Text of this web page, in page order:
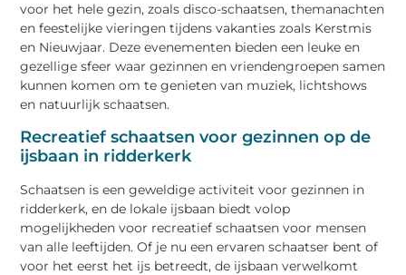
voor het hele gezin, zoals disco-schaatsen, themanachten
en feestelijke vieringen tijdens vakanties zoals Kerstmis
en Nieuwjaar. Deze evenementen bieden een leuke en
gezellige sfeer waar gezinnen en vriendengroepen samen
kunnen komen om te genieten van muziek, lichtshows
en natuurlijk schaatsen.
Recreatief schaatsen voor gezinnen op de
ijsbaan in ridderkerk
Schaatsen is een geweldige activiteit voor gezinnen in
ridderkerk, en de lokale ijsbaan biedt volop
mogelijkheden voor recreatief schaatsen voor mensen
van alle leeftijden. Of je nu een ervaren schaatser bent of
voor het eerst het ijs betreedt, de ijsbaan verwelkomt